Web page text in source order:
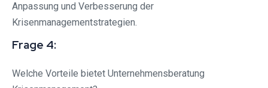
Anpassung und Verbesserung der
Krisenmanagementstrategien.
Frage 4:
Welche Vorteile bietet Unternehmensberatung